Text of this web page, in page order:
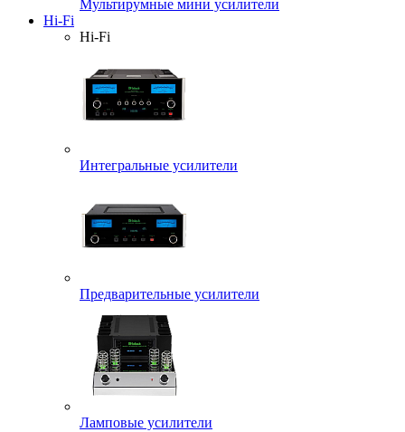
Мультирумные мини усилители
Hi-Fi
Hi-Fi
Интегральные усилители
Предварительные усилители
Ламповые усилители